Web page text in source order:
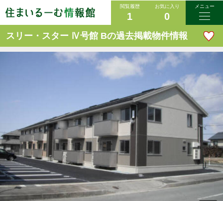
閲覧履歴
1
お気に入り
0
メニュー
スリー・スター Ⅳ号館 Bの過去掲載物件情報